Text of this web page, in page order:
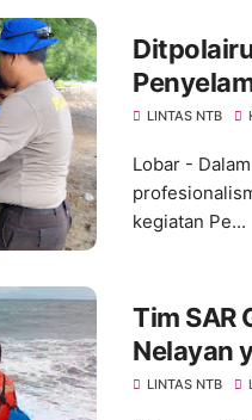
LINTAS NTB
Lobar -
kegiatan Pe...
Tim SAR
Nelayan
LINTAS NTB